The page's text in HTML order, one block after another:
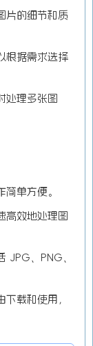
片的细节和质
根据需求选择
处理多张图
单方便。
高效地处理图
JPG、PNG、
载和使用，